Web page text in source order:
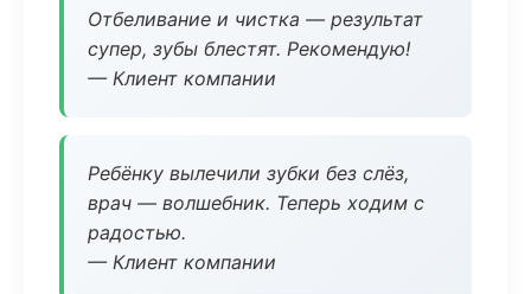
Отбеливание и чистка — результат
супер, зубы блестят. Рекомендую!
— Клиент компании
Ребёнку вылечили зубки без слёз,
врач — волшебник. Теперь ходим с
радостью.
— Клиент компании